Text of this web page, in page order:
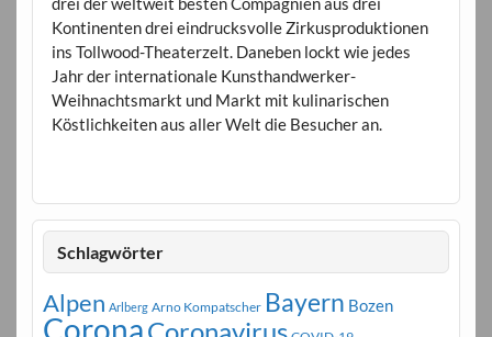
Kontinenten drei eindrucksvolle Zirkusproduktionen
ins Tollwood-Theaterzelt. Daneben lockt wie jedes
Jahr der internationale Kunsthandwerker-
Weihnachtsmarkt und Markt mit kulinarischen
Köstlichkeiten aus aller Welt die Besucher an.
Schlagwörter
Alpen Arlberg Arno Kompatscher Bayern Bozen